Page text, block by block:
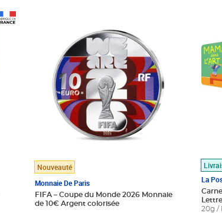
Nouveauté
Monnaie De Paris
FIFA – Coupe du Monde 2026 Monnaie
de 10€ Argent colorisée
La
20g /